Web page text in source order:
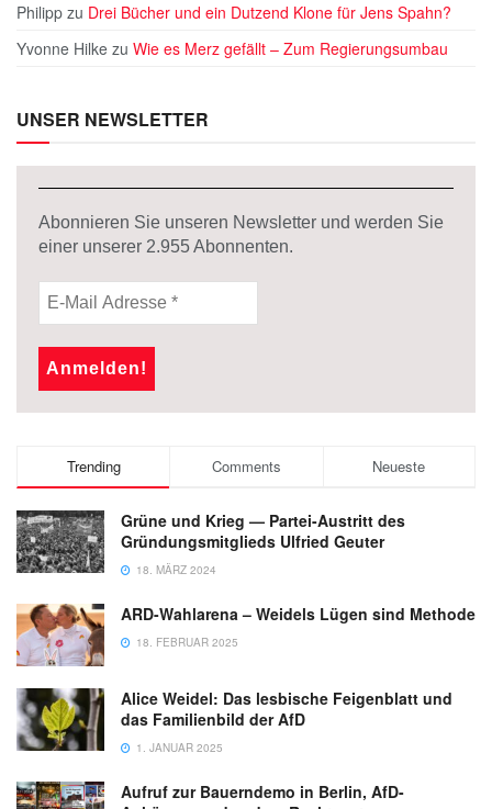
Philipp zu Drei Bücher und ein Dutzend Klone für Jens Spahn?
Yvonne Hilke zu Wie es Merz gefällt – Zum Regierungsumbau
UNSER NEWSLETTER
Abonnieren Sie unseren Newsletter und werden Sie
einer unserer 2.955Abonnenten.
Trending Comments Neueste
Grüne und Krieg — Partei-Austritt des
Gründungsmitglieds Ulfried Geuter
18. MÄRZ 2024
ARD-Wahlarena – Weidels Lügen sind Methode
18. FEBRUAR 2025
Alice Weidel: Das lesbische Feigenblatt und
das Familienbild der AfD
1. JANUAR 2025
Aufruf zur Bauerndemo in Berlin, AfD-